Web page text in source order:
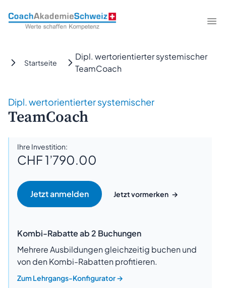
CoachAkademieSchweiz
Startseite
Dipl. wertorientierter systemischer
TeamCoach
Dipl. wertorientierter systemischer
TeamCoach
Ihre Investition:
CHF 1’790.00
Jetzt vormerken →
Kombi-Rabatte ab 2 Buchungen
Mehrere Ausbildungen gleichzeitig buchen und
von den Kombi-Rabatten profitieren.
Zum Lehrgangs-Konfigurator→